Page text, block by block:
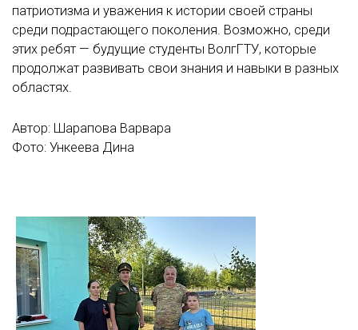
патриотизма и уважения к истории своей страны
среди подрастающего поколения. Возможно, среди
этих ребят — будущие студенты ВолгГТУ, которые
продолжат развивать свои знания и навыки в разных
областях.
Автор: Шарапова Варвара
Фото: Ункеева Дина